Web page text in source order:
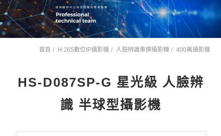
首頁 H.265數位IP攝影機 人臉辨識車牌攝影機 400萬攝影機
HS-D087SP-G 星光級 人臉辨
識 半球型攝影機